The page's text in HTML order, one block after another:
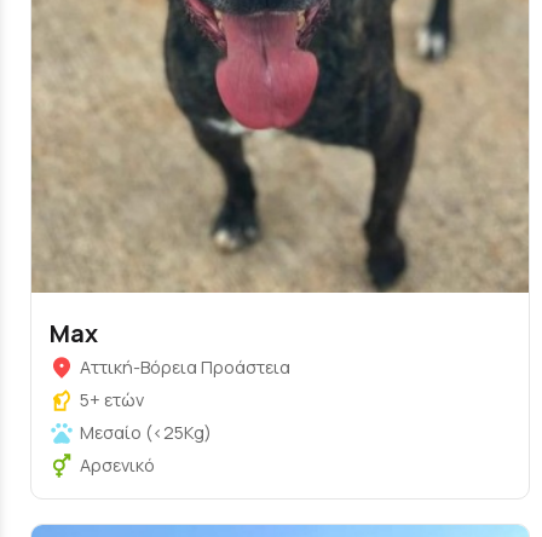
Max
Αττική-Βόρεια Προάστεια
5+ ετών
Μεσαίο (<25Kg)
Αρσενικό